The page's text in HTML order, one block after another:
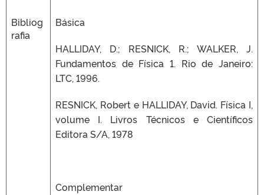
Bibliog
rafia
Básica
HALLIDAY, D.; RESNICK, R.; WALKER, J.
Fundamentos de Física 1. Rio de Janeiro:
LTC, 1996.
RESNICK, Robert e HALLIDAY, David. Física I,
volume I. Livros Técnicos e Científicos
Editora S/A, 1978
Complementar